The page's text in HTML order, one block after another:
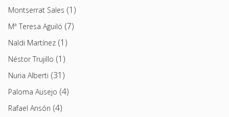
Montserrat Sales (1)
Mª Teresa Aguiló (7)
Naldi Martínez (1)
Néstor Trujillo (1)
Nuria Alberti (31)
Paloma Ausejo (4)
Rafael Ansón (4)